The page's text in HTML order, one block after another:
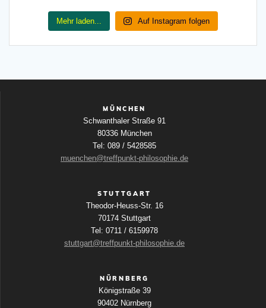
Mehr laden... Auf Instagram folgen
MÜNCHEN
Schwanthaler Straße 91
80336 München
Tel: 089 / 5428585
muenchen@treffpunkt-philosophie.de
STUTTGART
Theodor-Heuss-Str. 16
70174 Stuttgart
Tel: 0711 / 6159978
stuttgart@treffpunkt-philosophie.de
NÜRNBERG
Königstraße 39
90402 Nürnberg